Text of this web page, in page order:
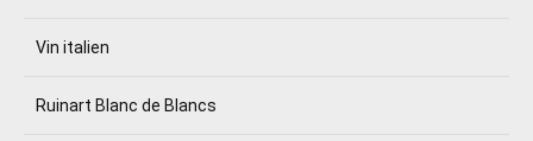
Vin italien
Ruinart Blanc de Blancs